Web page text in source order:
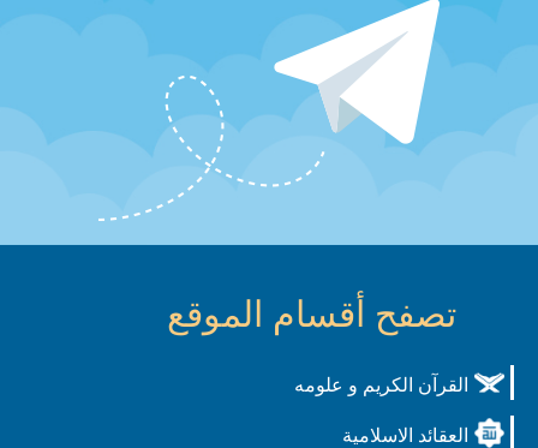
تصفح أقسام الموقع
القرآن الكريم و علومه
العقائد الاسلامية